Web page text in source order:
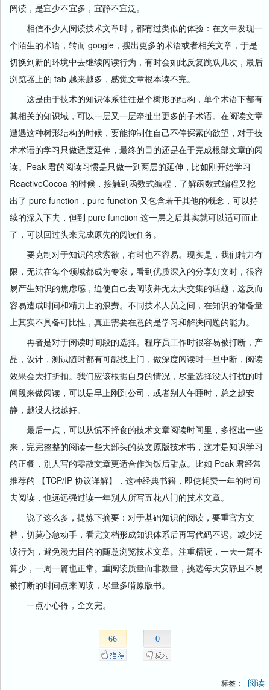
阅读，是宜少不宜多，宜静不宜泛。
相信不少人阅读技术文章时，都有过类似的体验：在文中发现一
个陌生的术语，转而 google，搜出更多的术语或者相关文章，于是
切换到新的环境中去继续阅读行为，有时会如此反复跳跃几次，最后
浏览器上的 tab 越来越多，感觉文章根本读不完。
这是由于技术的知识体系往往是个树形的结构，单个术语下都有
其相关的知识域，可以一层又一层牵扯出更多的子术语。在阅读文章
遭遇这种树形结构的时候，要能抑制住自己不停探索的欲望，对于技
术术语的学习只做适度延伸，最终的目的还是在于完成根部文章的阅
读。Peak 君的阅读习惯是只做一到两层的延伸，比如刚开始学习
ReactiveCocoa 的时候，接触到函数式编程，了解函数式编程又挖
出了 pure function，pure function 又包含若干其他的概念，可以持
续的深入下去，但到 pure function 这一层之后其实就可以适可而止
了，可以回过头来完成原先的阅读任务。
要克制对于知识的求索欲，有时也不容易。现实是，我们精力有
限，无法在每个领域都成为专家，看到优质深入的分享好文时，很容
易产生知识的焦虑感，迫使自己去阅读并无太大交集的话题，这反而
容易造成时间和精力上的浪费。不同技术人员之间，在知识的储备量
上其实不具备可比性，真正需要在意的是学习和解决问题的能力。
再者是对于阅读时间段的选择。程序员工作时很容易被打断，产
品，设计，测试随时都有可能找上门，做深度阅读时一旦中断，阅读
效果会大打折扣。我们应该根据自身的情况，尽量选择没人打扰的时
间段来做阅读，可以是早上刚到公司，或者别人午睡时，总之越安
静，越没人找越好。
最后一点，可以从慌不择食的技术文章阅读时间里，多抠出一些
来，完完整整的阅读一些大部头的英文原版技术书，这才是知识学习
的正餐，别人写的零散文章更适合作为饭后甜点。比如 Peak 君经常
推荐的 【TCP/IP 协议详解】，这种经典书籍，即使耗费一年的时间
去阅读，也远远强过读一年别人所写五花八门的技术文章。
说了这么多，提炼下摘要：对于基础知识的阅读，要重官方文
档，切莫心急动手，看完文档形成知识体系后再写代码不迟。减少泛
读行为，避免漫无目的的随意浏览技术文章。注重精读，一天一篇不
算少，一周一篇也正常。重阅读质量而非数量，挑选每天安静且不易
被打断的时间点来阅读，尽量多啃原版书。
一点小心得，全文完。
66 0
标签： 阅读